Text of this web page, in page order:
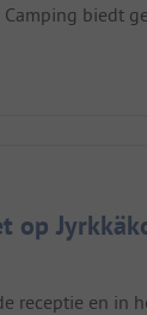
Camping biedt
op
receptie en in